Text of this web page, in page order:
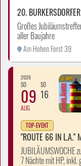
20.
Großes
aller Baujahre
Am Hohen Forst 39
2026
SO
09
AUG
SO
16
TOP-EVENT
"ROUTE 66 IN L.A."
JUBILÄUMSWOCHE
7 Nächte mit HP,